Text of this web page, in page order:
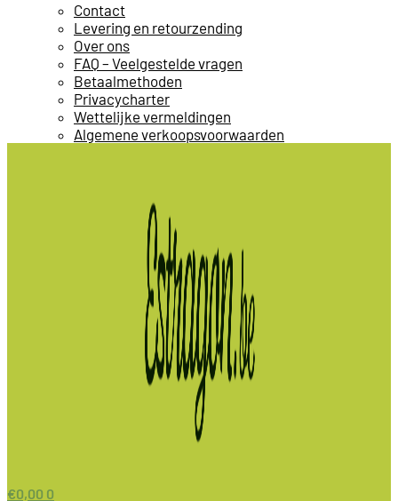
Contact
Levering en retourzending
Over ons
FAQ – Veelgestelde vragen
Betaalmethoden
Privacycharter
Wettelijke vermeldingen
Algemene verkoopsvoorwaarden
€0,00 0